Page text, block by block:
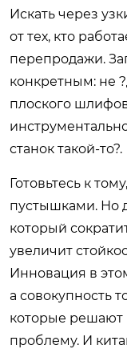
Искать через
от тех, кто
перепродажи.
конкретным: не
плоского
станок такой-то?.
Готовьтесь к
пустышками. Но
который
увеличит
Инновация в
а совокупность
которые решают
проблему. И